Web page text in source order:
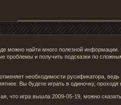
можно найти много полезной
проблемы и получить подсказки по
необходимости русификатора,
Вы будете играть в одиночку,
что игра вышла 2009-05-19, можно